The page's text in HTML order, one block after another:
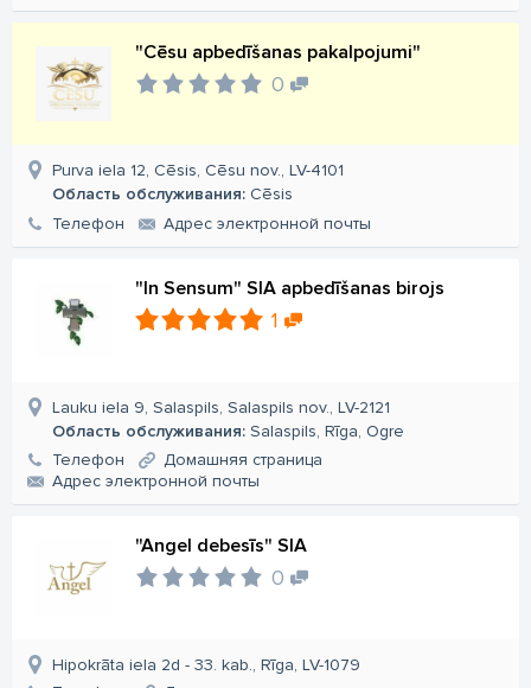
"Cēsu apbedīšanas pakalpojumi"
0
Purva iela 12, Cēsis, Cēsu nov., LV-4101
Область обслуживания: Cēsis
Телефон
Aдрес электронной почты
"In Sensum" SIA apbedīšanas birojs
1
Lauku iela 9, Salaspils, Salaspils nov., LV-2121
Область обслуживания: Salaspils, Rīga, Ogre
Телефон
Домашняя страница
Aдрес электронной почты
"Angel debesīs" SIA
0
Hipokrāta iela 2d - 33. kab., Rīga, LV-1079